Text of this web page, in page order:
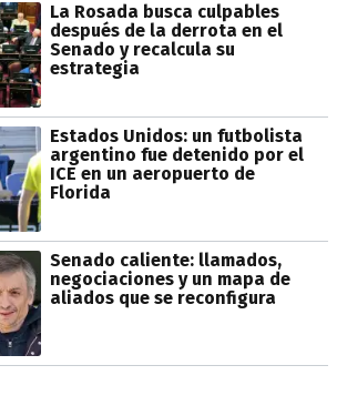
La Rosada busca culpables
después de la derrota en el
Senado y recalcula su
estrategia
Estados Unidos: un futbolista
argentino fue detenido por el
ICE en un aeropuerto de
Florida
Senado caliente: llamados,
negociaciones y un mapa de
aliados que se reconfigura